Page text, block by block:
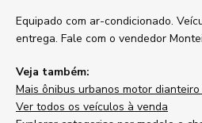
Equipado com ar-condicionado.
entrega. Fale com o vendedor
Veja também:
Mais ônibus urbanos motor
Ver todos os veículos à venda